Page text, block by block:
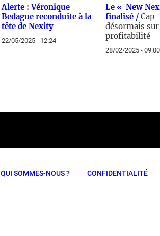
Alerte : Véronique
Bedague reconduite à la
tête de Nexity
22/05/2025 - 12:24
Le « New
finalisé / Cap
désormais
profitabilité
28/02/2025 - 09:00
QUI SOMMES-NOUS ? CONFIDENTIALITÉ